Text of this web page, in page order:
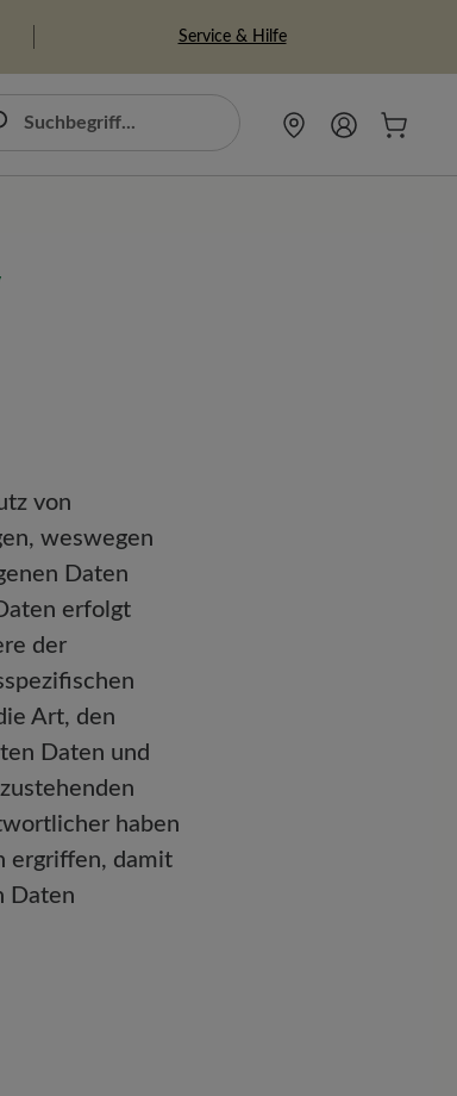
Service & Hilfe
von
weswegen
Daten
erfolgt
der
Art, den
Daten und
haben
ergriffen, damit
Daten